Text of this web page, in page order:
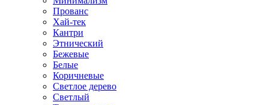
Прованс
Хай-тек
Кантри
Этнический
Бежевые
Белые
Коричневые
Светлое дерево
Светлый